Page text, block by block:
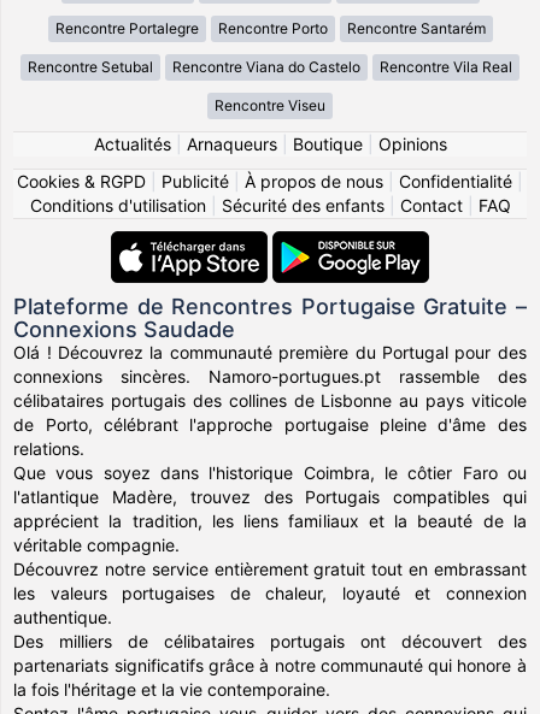
Rencontre Portalegre Rencontre Porto Rencontre Santarém
Rencontre Setubal Rencontre Viana do Castelo Rencontre Vila Real
Rencontre Viseu
Actualités| Arnaqueurs| Boutique| Opinions
Cookies & RGPD
Publicité À propos de nous Confidentialité
Conditions d'utilisation| Sécurité des enfants| Contact| FAQ
Plateforme de Rencontres Portugaise Gratuite –
Connexions Saudade
Olá ! Découvrez la communauté première du Portugal pour des
connexions sincères. Namoro-portugues.pt rassemble des
célibataires portugais des collines de Lisbonne au pays viticole
de Porto, célébrant l'approche portugaise pleine d'âme des
relations.
Que vous soyez dans l'historique Coimbra, le côtier Faro ou
l'atlantique Madère, trouvez des Portugais compatibles qui
apprécient la tradition, les liens familiaux et la beauté de la
véritable compagnie.
Découvrez notre service entièrement gratuit tout en embrassant
les valeurs portugaises de chaleur, loyauté et connexion
authentique.
Des milliers de célibataires portugais ont découvert des
partenariats significatifs grâce à notre communauté qui honore à
la fois l'héritage et la vie contemporaine.